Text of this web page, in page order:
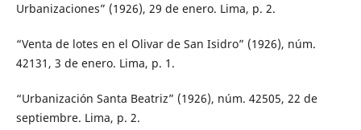
Urbanizaciones” (1926), 29 de enero. Lima, p. 2.
“Venta de lotes en el Olivar de San Isidro” (1926), núm.
42131, 3 de enero. Lima, p. 1.
“Urbanización Santa Beatriz” (1926), núm. 42505, 22 de
septiembre. Lima, p. 2.